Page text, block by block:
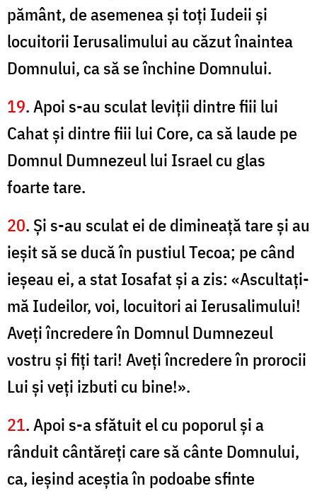
pământ, de asemenea şi toţi Iudeii şi
locuitorii Ierusalimului au căzut înaintea
Domnului, ca să se închine Domnului.
19. Apoi s-au sculat leviţii dintre fiii lui
Cahat şi dintre fiii lui Core, ca să laude pe
Domnul Dumnezeul lui Israel cu glas
foarte tare.
20. Şi s-au sculat ei de dimineaţă tare şi au
ieşit să se ducă în pustiul Tecoa; pe când
ieşeau ei, a stat Iosafat şi a zis: «Ascultaţi-
mă Iudeilor, voi, locuitori ai Ierusalimului!
Aveţi încredere în Domnul Dumnezeul
vostru şi fiţi tari! Aveţi încredere în prorocii
Lui şi veţi izbuti cu bine!».
21. Apoi s-a sfătuit el cu poporul şi a
rânduit cântăreţi care să cânte Domnului,
ca, ieşind aceştia în podoabe sfinte